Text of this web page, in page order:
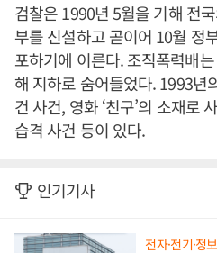
검찰은 1990년 5월을 기해 전
부를 신설하고 곧이어 10월 정
포하기에 이른다. 조직폭력배
해 지하로 숨어들었다. 1993년
건 사건, 영화 ‘친구’의 소재로
습격 사건 등이 있다.
인기기사
전자·전기·정